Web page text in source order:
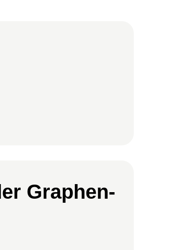
Graphen-